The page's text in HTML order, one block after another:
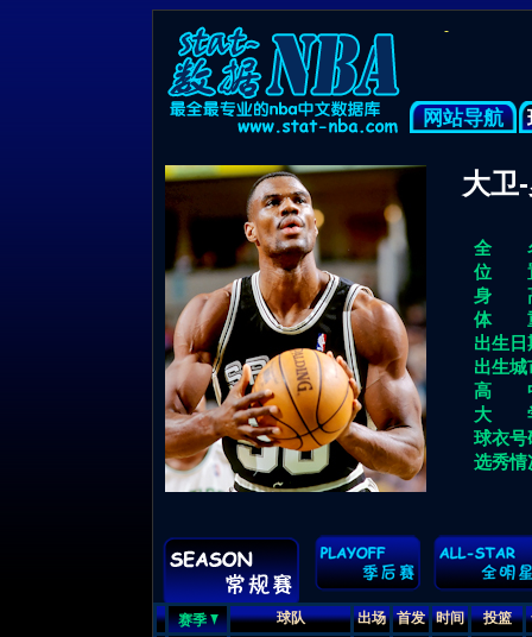
-
网站导航
大卫
全
位
身
体
出生日
出生城
高
大
球衣号
选秀情
赛季 球队 出场 首发 时间 投篮